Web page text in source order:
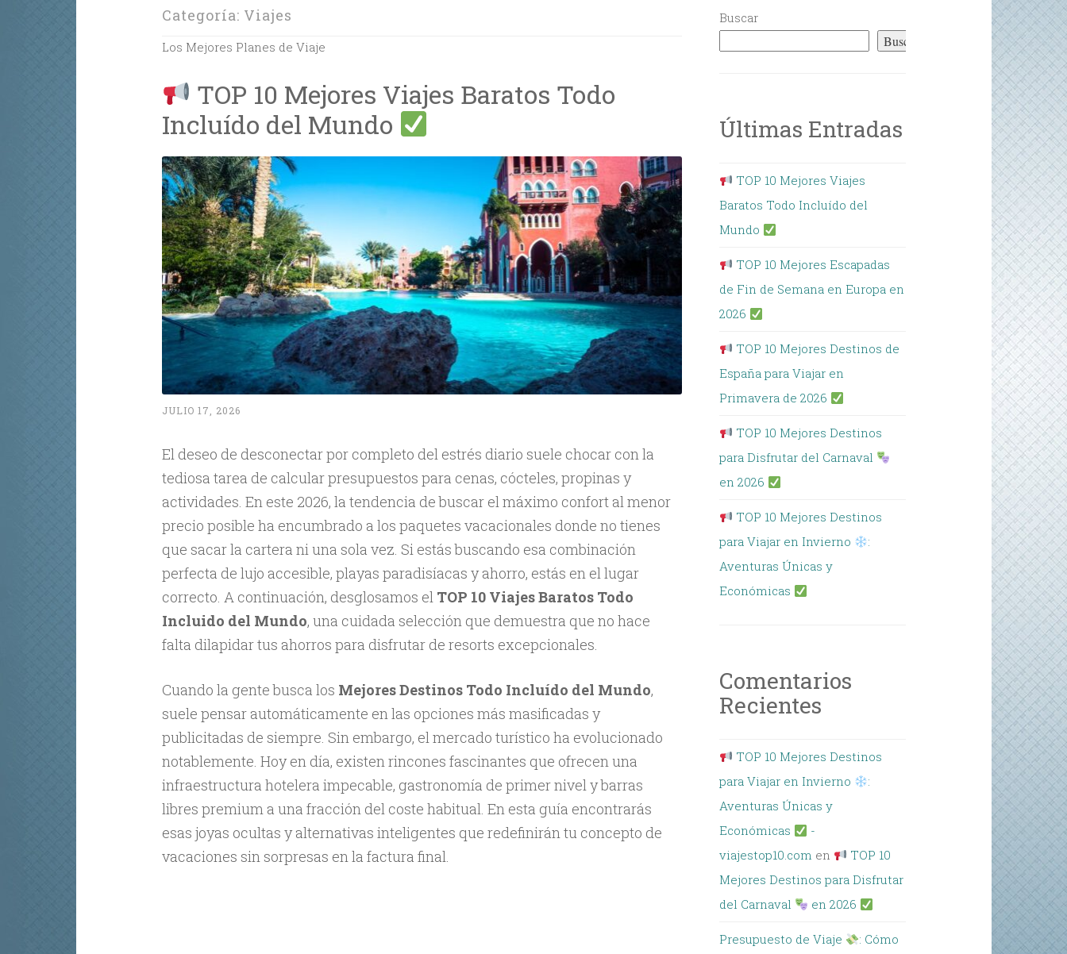
Categoría: Viajes
Los Mejores Planes de Viaje
TOP 10 Mejores Viajes Baratos Todo
Incluído del Mundo
JULIO 17, 2026
El deseo de desconectar por completo del estrés diario suele chocar con la
tediosa tarea de calcular presupuestos para cenas, cócteles, propinas y
actividades. En este 2026, la tendencia de buscar el máximo confort al menor
precio posible ha encumbrado a los paquetes vacacionales donde no tienes
que sacar la cartera ni una sola vez. Si estás buscando esa combinación
perfecta de lujo accesible, playas paradisíacas y ahorro, estás en el lugar
correcto. A continuación, desglosamos el TOP 10 Viajes Baratos Todo
Incluido del Mundo, una cuidada selección que demuestra que no hace
falta dilapidar tus ahorros para disfrutar de resorts excepcionales.
Cuando la gente busca los Mejores Destinos Todo Incluído del Mundo,
suele pensar automáticamente en las opciones más masificadas y
publicitadas de siempre. Sin embargo, el mercado turístico ha evolucionado
notablemente. Hoy en día, existen rincones fascinantes que ofrecen una
infraestructura hotelera impecable, gastronomía de primer nivel y barras
libres premium a una fracción del coste habitual. En esta guía encontrarás
esas joyas ocultas y alternativas inteligentes que redefinirán tu concepto de
vacaciones sin sorpresas en la factura final.
Buscar
Buscar
Últimas Entradas
TOP 10 Mejores Viajes
Baratos Todo Incluído del
Mundo
TOP 10 Mejores Escapadas
de Fin de Semana en Europa en
2026
TOP 10 Mejores Destinos de
España para Viajar en
Primavera de 2026
TOP 10 Mejores Destinos
para Disfrutar del Carnaval
en 2026
TOP 10 Mejores Destinos
para Viajar en Invierno
:
Aventuras Únicas y
Económicas
Comentarios
Recientes
TOP 10 Mejores Destinos
para Viajar en Invierno
:
Aventuras Únicas y
Económicas
-
viajestop10.com en
TOP 10
Mejores Destinos para Disfrutar
del Carnaval
en 2026
Presupuesto de Viaje
: Cómo